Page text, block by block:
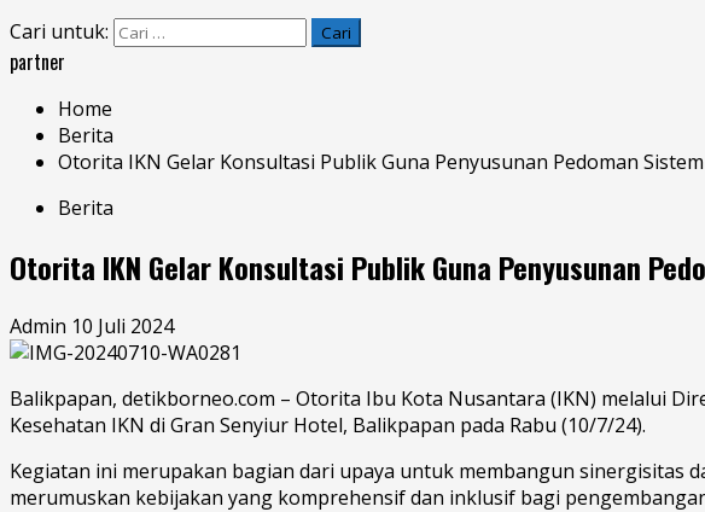
Cari untuk:
partner
Home
Berita
Otorita IKN Gelar Konsultasi Publik Guna Penyusunan Pedoman
Berita
Otorita IKN Gelar Konsultasi Publik Guna Penyusunan
Admin 10 Juli 2024
Balikpapan, detikborneo.com – Otorita Ibu Kota Nusantara (IKN) melalui
Kesehatan IKN di Gran Senyiur Hotel, Balikpapan pada Rabu (10/7/24).
Kegiatan ini merupakan bagian dari upaya untuk membangun sinergisitas
merumuskan kebijakan yang komprehensif dan inklusif bagi